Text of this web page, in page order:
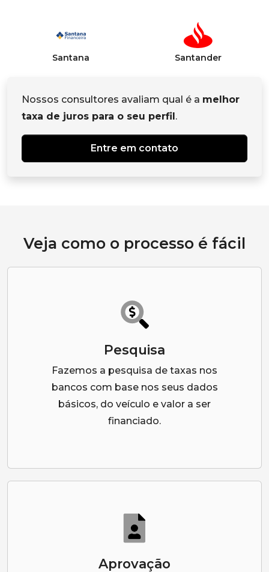
Santana Santander
Nossos consultores avaliam qual é a melhor
taxa de juros para o seu perfil.
Entre em contato
Veja como o processo é fácil
Pesquisa
Fazemos a pesquisa de taxas nos
bancos com base nos seus dados
básicos, do veículo e valor a ser
financiado.
Aprovação